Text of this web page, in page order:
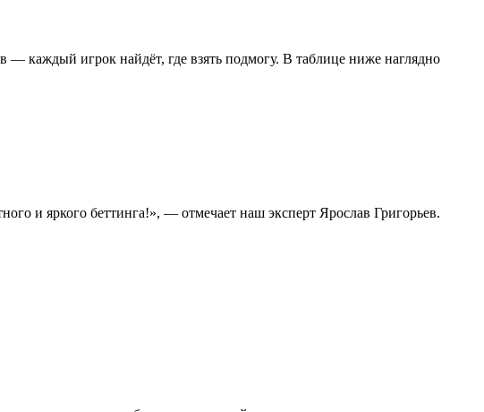
каждый игрок найдёт, где взять подмогу. В таблице ниже наглядно
и яркого беттинга!», — отмечает наш эксперт Ярослав Григорьев.